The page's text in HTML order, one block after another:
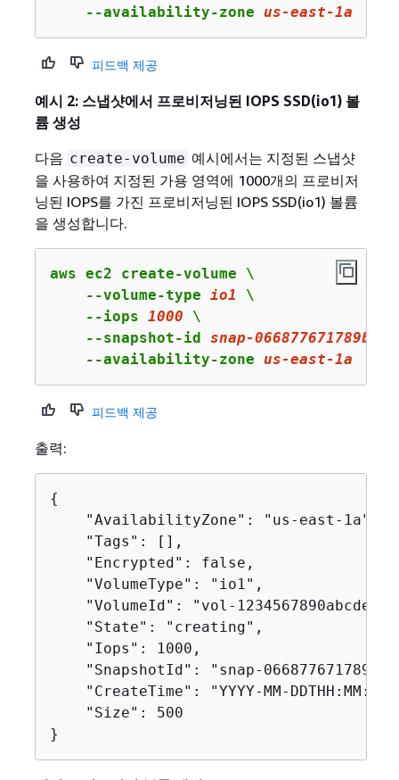
    --availability-zone
us-east-1a
피드백 제공
예시 2: 스냅샷에서 프로비저닝된 IOPS SSD(io1) 볼
륨 생성
다음 create-volume 예시에서는 지정된 스냅샷
을 사용하여 지정된 가용 영역에 1000개의 프로비저
닝된 IOPS를 가진 프로비저닝된 IOPS SSD(io1) 볼륨
을 생성합니다.
aws ec2 create-volume \
    --volume-type
io1 \
    --iops
1000 \
    --snapshot-id
snap-066877671789bd
    --availability-zone
us-east-1a
피드백 제공
출력:
{
    "AvailabilityZone": "us-east-1a",
    "Tags": [],
    "Encrypted": false,
    "VolumeType": "io1",
"VolumeId": "vol-
    "State": "creating",
    "Iops": 1000,
"SnapshotId": "snap-
"CreateTime": "YYYY-MM-
    "Size": 500
}